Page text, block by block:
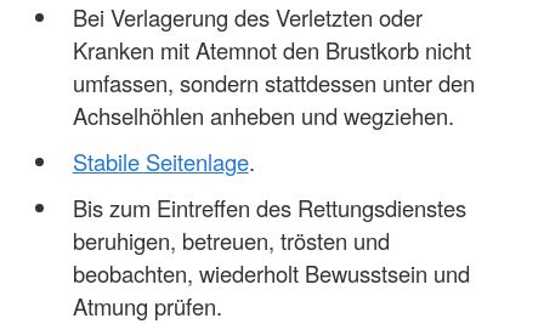
Bei Verlagerung des Verletzten oder
Kranken mit Atemnot den Brustkorb nicht
umfassen, sondern stattdessen unter den
Achselhöhlen anheben und wegziehen.
Stabile Seitenlage.
Bis zum Eintreffen des Rettungsdienstes
beruhigen, betreuen, trösten und
beobachten, wiederholt Bewusstsein und
Atmung prüfen.